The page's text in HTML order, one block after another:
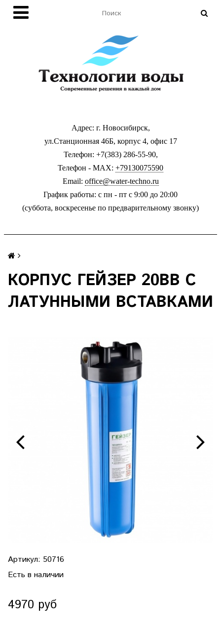
Адрес: г. Новосибирск,
ул.Станционная 46Б, корпус 4, офис 17
Телефон: +7(383) 286-55-90,
Телефон - MAX: +79130075590
Email: office@water-techno.ru
График работы: с пн - пт с 9:00 до 20:00
(суббота, воскресенье по предварительному звонку)
КОРПУС ГЕЙЗЕР 20BB С
ЛАТУННЫМИ ВСТАВКАМИ
Артикул: 50716
Есть в наличии
4970 руб